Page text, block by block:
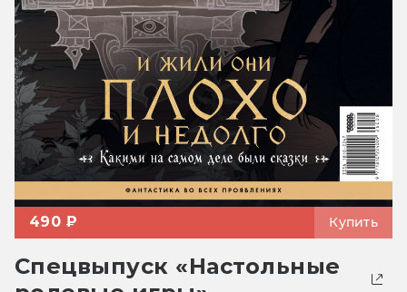
490 ₽ Купить
Спецвыпуск «Настольные